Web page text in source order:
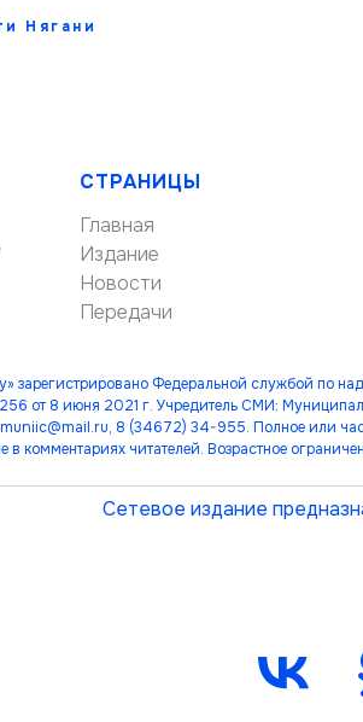
Нягани
СТРАНИЦЫ
Главная
Издание
Новости
Передачи
зарегистрировано Федеральной службой по
от 8 июня 2021 г. Учредитель СМИ:
8 (34672) 34-955. Полное или
в комментариях читателей. Возрастное
Сетевое издание